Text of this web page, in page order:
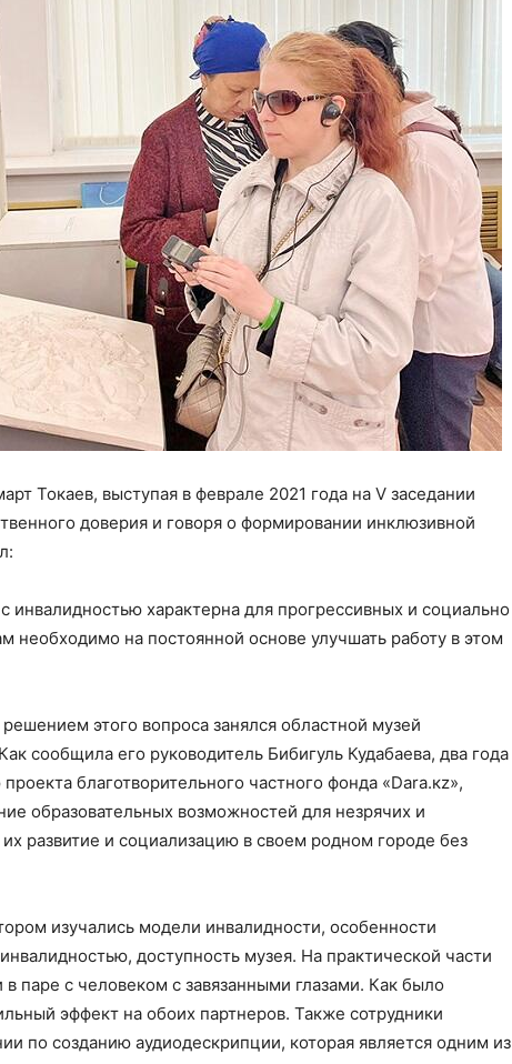
Токаев, выступая в феврале 2021 года на V заседании
доверия и говоря о формировании инклюзивной
характерна для прогрессивных и социально
необходимо на постоянной основе улучшать работу в этом
этого вопроса занялся областной музей
сообщила его руководитель Бибигуль Кудабаева, два года
благотворительного частного фонда «Dara.кz»,
образовательных возможностей для незрячих и
развитие и социализацию в своем родном городе без
изучались модели инвалидности, особенности
доступность музея. На практической части
паре с человеком с завязанными глазами. Как было
эффект на обоих партнеров. Также сотрудники
по созданию аудиодескрипции, которая является одним из